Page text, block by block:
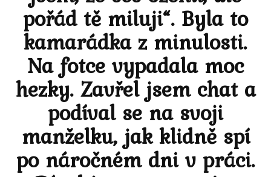
pořád tě miluji“. Byla to
kamarádka z minulosti.
Na fotce vypadala moc
hezky. Zavřel jsem chat a
podíval se na svoji
manželku, jak klidně spí
po náročném dni v práci.